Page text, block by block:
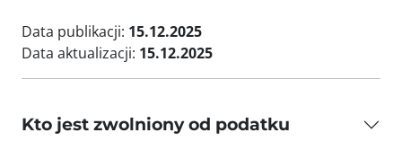
Data publikacji: 15.12.2025
Data aktualizacji: 15.12.2025
Kto jest zwolniony od podatku